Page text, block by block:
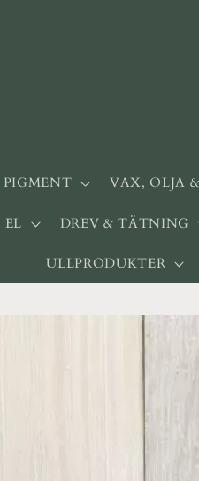
PIGMENT VAX, OLJA
EL DREV & TÄTNING
ULLPRODUKTER